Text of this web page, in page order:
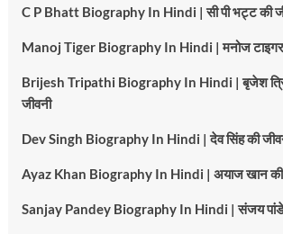
C P Bhatt Biography In Hindi | सी पी भट्ट की
Manoj Tiger Biography In Hindi | मनोज टाइगर
Brijesh Tripathi Biography In Hindi | बृजेश
जीवनी
Dev Singh Biography In Hindi | देव सिंह की
Ayaz Khan Biography In Hindi | अयाज खान की
Sanjay Pandey Biography In Hindi | संजय